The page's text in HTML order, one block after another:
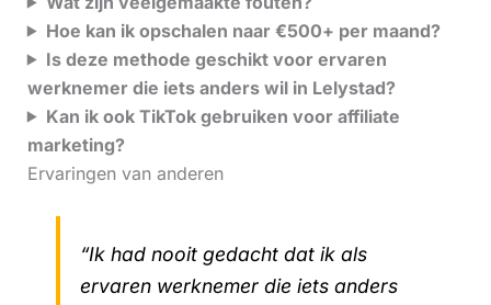
Hoe kan ik opschalen naar €500+ per maand?
Is deze methode geschikt voor ervaren
werknemer die iets anders wil in Lelystad?
Kan ik ook TikTok gebruiken voor affiliate
marketing?
Ervaringen van anderen
“Ik had nooit gedacht dat ik als
ervaren werknemer die iets anders